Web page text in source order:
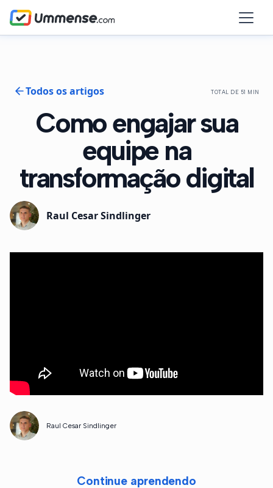
Todos os artigos TOTAL DE 51 MIN
Como engajar sua
equipe na
transformação digital
Raul Cesar Sindlinger
Continue aprendendo
Raul Cesar Sindlinger